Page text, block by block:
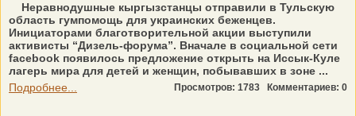
Неравнодушные кыргызстанцы отправили в Тульскую
область гумпомощь для украинских беженцев.
Инициаторами благотворительной акции выступили
активисты “Дизель-форума”. Вначале в социальной сети
facebook появилось предложение открыть на Иссык-Куле
лагерь мира для детей и женщин, побывавших в зоне ...
Подробнее...
Просмотров: 1783 Комментариев: 0